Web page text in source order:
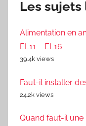
Les sujets
Alimentation en
EL11 – EL16
39.4k views
Faut-il installer
24.2k views
Quand faut-il une